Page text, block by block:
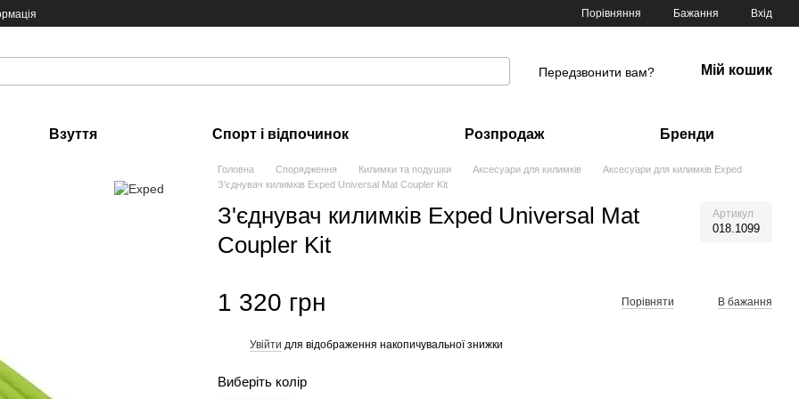
Порівняння Бажання Вхід
Передзвонити вам? Мій кошик
Взуття Спорт і відпочинок Розпродаж Бренди
Головна Спорядження Килимки та подушки Аксесуари для килимків
Аксесуари для килимків Exped
З'єднувач килимків Exped Universal Mat Coupler Kit
З'єднувач килимків Exped Universal Mat
Coupler Kit
Артикул
018.1099
1 320 грн Порівняти В бажання
Увійти для відображення накопичувальної знижки
Виберіть колір